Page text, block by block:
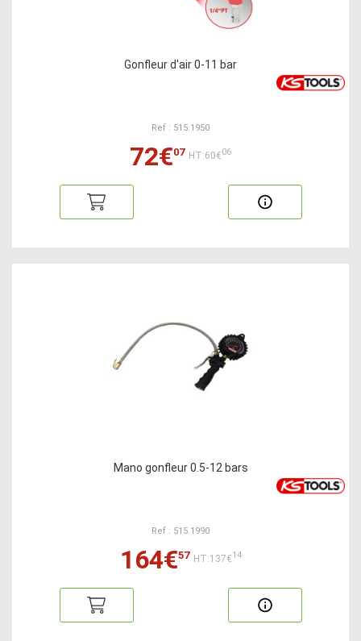
Gonfleur d'air 0-11 bar
Ref : 515.1950
72€07 HT:60€06
Mano gonfleur 0.5-12 bars
Ref : 515.1990
164€57 HT:137€14